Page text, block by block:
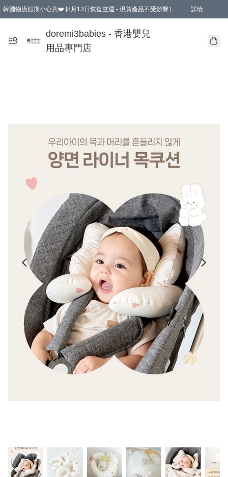
韓國物流假期小心意❤️ [8月13日恢復空運 - 現貨產品不受影響］ 詳情
新會員首張訂單滿$600即享9折優惠！(部份超優惠產品 & 品牌指定價除外)
doremi3babies - 香港嬰兒
用品專門店